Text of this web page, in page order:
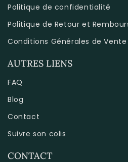
Politique de confidentialité
Politique de Retour et
Conditions Générales de
AUTRES LIENS
FAQ
Blog
Contact
Suivre son colis
CONTACT